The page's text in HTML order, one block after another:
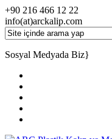
+90 216 466 12 22
info(at)arckalip.com
Sosyal Medyada Biz}